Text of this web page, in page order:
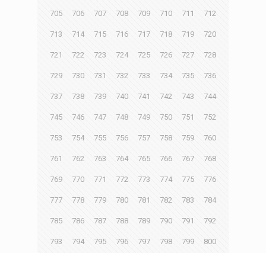
705 706 707 708 709 710 711 712
713 714 715 716 717 718 719 720
721 722 723 724 725 726 727 728
729 730 731 732 733 734 735 736
737 738 739 740 741 742 743 744
745 746 747 748 749 750 751 752
753 754 755 756 757 758 759 760
761 762 763 764 765 766 767 768
769 770 771 772 773 774 775 776
777 778 779 780 781 782 783 784
785 786 787 788 789 790 791 792
793 794 795 796 797 798 799 800